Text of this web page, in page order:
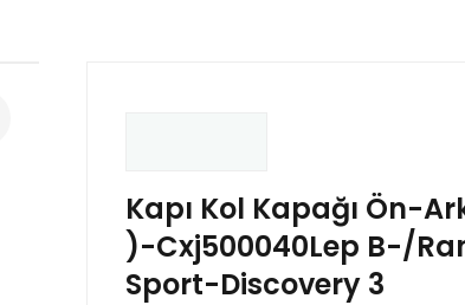
Kapı Kol Kapağı Ön-
)-Cxj500040Lep B-/
Sport-Discovery 3